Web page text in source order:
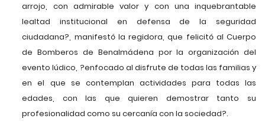
arrojo, con admirable valor y con una inquebrantable
lealtad institucional en defensa de la seguridad
ciudadana?, manifestó la regidora, que felicitó al Cuerpo
de Bomberos de Benalmádena por la organización del
evento lúdico, ?enfocado al disfrute de todas las familias y
en el que se contemplan actividades para todas las
edades, con las que quieren demostrar tanto su
profesionalidad como su cercanía con la sociedad?.